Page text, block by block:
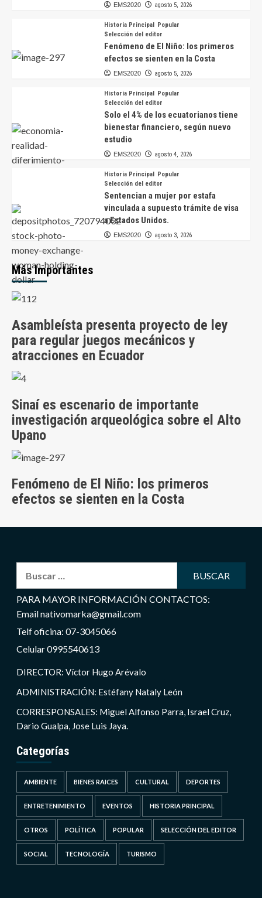
EMS2020 agosto 5, 2026
Historia Principal Popular
Selección del editor
Fenómeno de El Niño: los primeros
efectos se sienten en la Costa
EMS2020 agosto 5, 2026
Historia Principal Popular
Selección del editor
Solo el 4% de los ecuatorianos tiene
bienestar financiero, según nuevo
estudio
EMS2020 agosto 4, 2026
Historia Principal Popular
Selección del editor
Sentencian a mujer por estafa
vinculada a supuesto trámite de visa
a Estados Unidos.
EMS2020 agosto 3, 2026
Más Importantes
Asambleísta presenta proyecto de ley
para regular juegos mecánicos y
atracciones en Ecuador
Sinaí es escenario de importante
investigación arqueológica sobre el Alto
Upano
Fenómeno de El Niño: los primeros
efectos se sienten en la Costa
PARA MAYOR INFORMACIÓN CONTACTOS:
Email nativomarka@gmail.com
Telf oficina: 07-3045066
Celular 0995540613
DIRECTOR: Víctor Hugo Arévalo
ADMINISTRACIÓN: Estéfany Nataly León
CORRESPONSALES: Miguel Alfonso Parra, Israel Cruz,
Dario Gualpa, Jose Luis Jaya.
Categorías
AMBIENTE BIENES RAICES CULTURAL DEPORTES
ENTRETENIMIENTO EVENTOS HISTORIA PRINCIPAL
OTROS POLÍTICA POPULAR SELECCIÓN DEL EDITOR
SOCIAL TECNOLOGÍA TURISMO